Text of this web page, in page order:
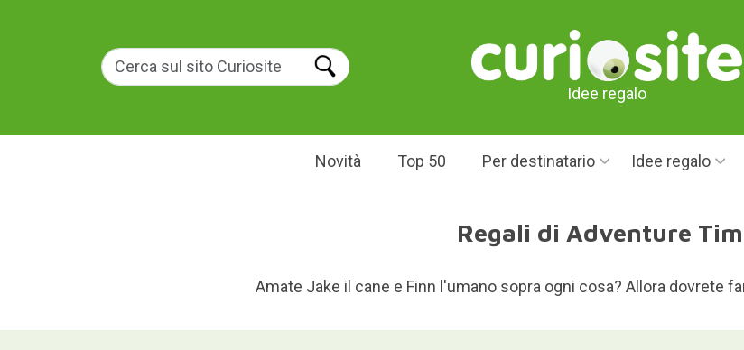
Idee regalo
Novità Top 50 Per destinatario Idee regalo
Regali di Adventure
Amate Jake il cane e Finn l'umano sopra ogni cosa? Allora dovrete